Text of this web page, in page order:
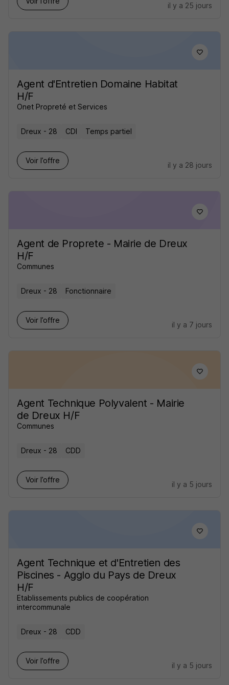
il y a 25 jours
Agent d'Entretien Domaine Habitat
H/F
Onet Propreté et Services
Dreux - 28 CDI Temps partiel
Voir l’offre
il y a 28 jours
Agent de Proprete - Mairie de Dreux
H/F
Communes
Dreux - 28 Fonctionnaire
Voir l’offre
il y a 7 jours
Agent Technique Polyvalent - Mairie
de Dreux H/F
Communes
Dreux - 28 CDD
Voir l’offre
il y a 5 jours
Agent Technique et d'Entretien des
Piscines - Agglo du Pays de Dreux
H/F
Etablissements publics de coopération
intercommunale
Dreux - 28 CDD
Voir l’offre
il y a 5 jours